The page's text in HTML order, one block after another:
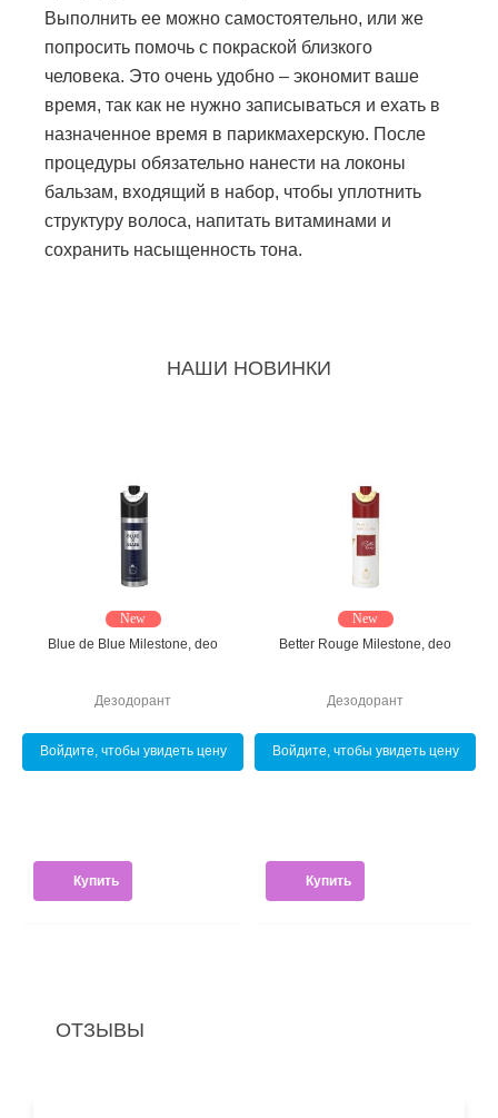
Выполнить ее можно самостоятельно, или же
попросить помочь с покраской близкого
человека. Это очень удобно – экономит ваше
время, так как не нужно записываться и ехать в
назначенное время в парикмахерскую. После
процедуры обязательно нанести на локоны
бальзам, входящий в набор, чтобы уплотнить
структуру волоса, напитать витаминами и
сохранить насыщенность тона.
НАШИ НОВИНКИ
New
Blue de Blue Milestone, deo
Дезодорант
Войдите, чтобы увидеть цену
Купить
New
Better Rouge Milestone, deo
Дезодорант
Войдите, чтобы увидеть цену
Купить
ОТЗЫВЫ